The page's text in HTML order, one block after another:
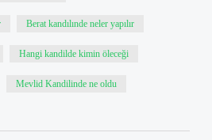
Berat kandılınde neler yapılır
Hangi kandilde kimin öleceği
Mevlid Kandilinde ne oldu